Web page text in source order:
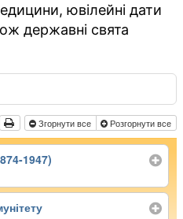
ювілейні дати
державні свята
Згорнути все Розгорнути все
1947)